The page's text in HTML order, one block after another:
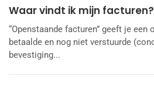
Waar vindt ik mijn facturen?
“Openstaande facturen” geeft je
betaalde en nog niet verstuurde
bevestiging...